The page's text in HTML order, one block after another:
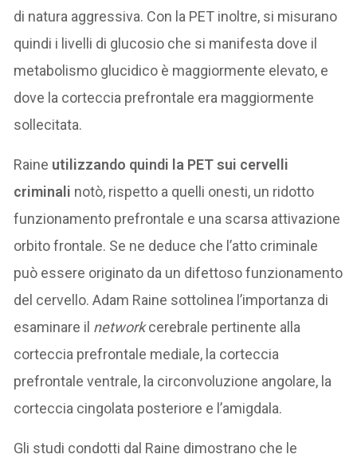
di natura aggressiva. Con la PET inoltre, si misurano
quindi i livelli di glucosio che si manifesta dove il
metabolismo glucidico è maggiormente elevato, e
dove la corteccia prefrontale era maggiormente
sollecitata.
Raine utilizzando quindi la PET sui cervelli
criminali notò, rispetto a quelli onesti, un ridotto
funzionamento prefrontale e una scarsa attivazione
orbito frontale. Se ne deduce che l’atto criminale
può essere originato da un difettoso funzionamento
del cervello. Adam Raine sottolinea l’importanza di
esaminare il networkcerebrale pertinente alla
corteccia prefrontale mediale, la corteccia
prefrontale ventrale, la circonvoluzione angolare, la
corteccia cingolata posteriore e l’amigdala.
Gli studi condotti dal Raine dimostrano che le